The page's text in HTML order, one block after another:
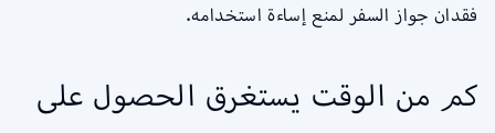
فقدان جواز السفر لمنع إساءة استخدامه.
كم من الوقت يستغرق الحصول على